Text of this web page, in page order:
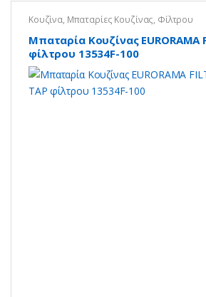
Κουζίνα, Μπαταρίες Κουζίνας, Φίλτρου
Μπαταρία Κουζίνας EURORAMA
φίλτρου 13534F-100